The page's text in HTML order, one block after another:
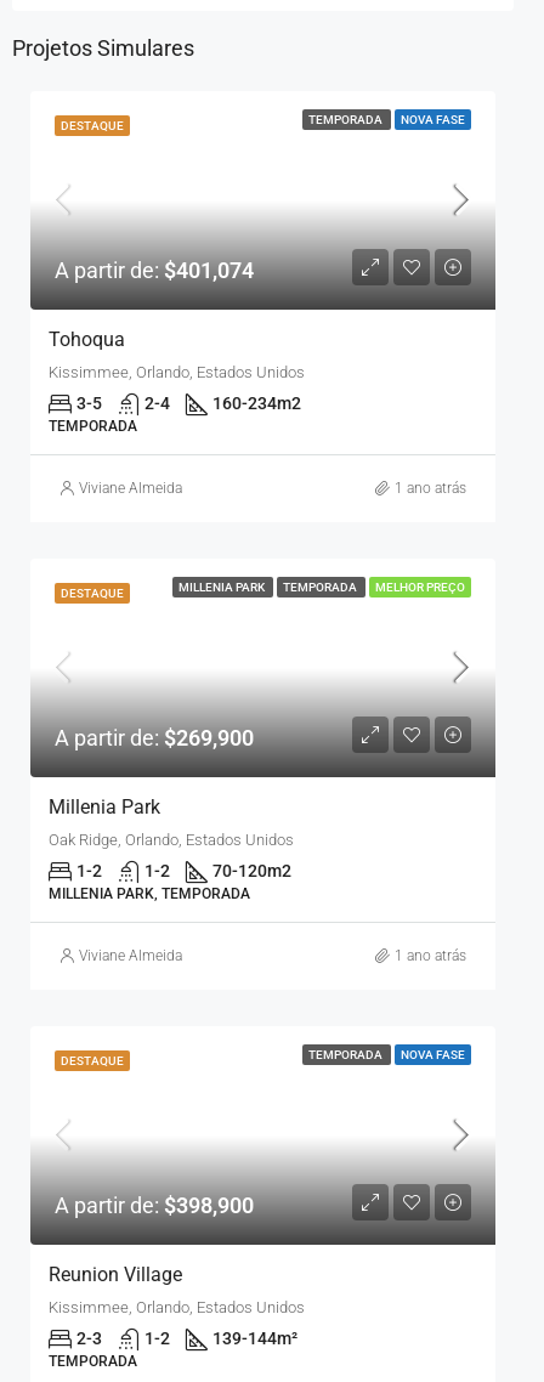
Projetos Simulares
DESTAQUE TEMPORADA NOVA FASE
A partir de:$401,074
Tohoqua
Kissimmee, Orlando, Estados Unidos
3-5 2-4 160-234m2
TEMPORADA
Viviane Almeida 1 ano atrás
DESTAQUE MILLENIA PARK TEMPORADA MELHOR PREÇO
A partir de:$269,900
Millenia Park
Oak Ridge, Orlando, Estados Unidos
1-2 1-2 70-120m2
MILLENIA PARK, TEMPORADA
Viviane Almeida 1 ano atrás
DESTAQUE TEMPORADA NOVA FASE
A partir de:$398,900
Reunion Village
Kissimmee, Orlando, Estados Unidos
2-3 1-2 139-144m²
TEMPORADA